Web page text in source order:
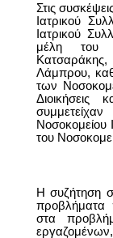
Στις
Ιατρικού
Ιατρικού
μέλη του
Κατσαράκης,
Λάμπρου,
των
Διοικήσεις
Νοσοκομείου
του
Η συζήτηση
προβλήματα
στα